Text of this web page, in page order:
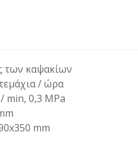
των καψακίων
/ ώρα
min, 0,3 MPa
mm